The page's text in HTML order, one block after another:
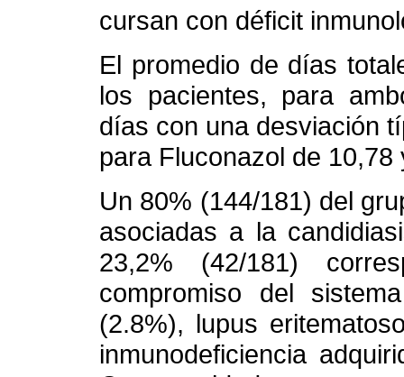
cursan con déficit
El promedio de días
los pacientes, para
días con una desviación
para Fluconazol de
Un 80% (144/181) del
asociadas a la
23,2% (42/181)
compromiso del
(2.8%), lupus
inmunodeficiencia